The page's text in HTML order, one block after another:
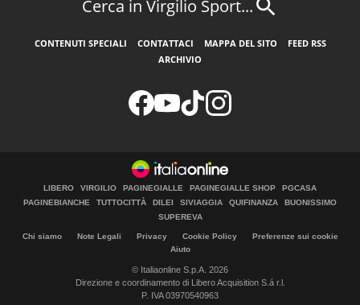
Cerca in Virgilio Sport...
CONTENUTI SPECIALI CONTATTACI MAPPA DEL SITO
FEED RSS
ARCHIVIO
LIBERO VIRGILIO PAGINEGIALLE PAGINEGIALLE SHOP
PGCASA
PAGINEBIANCHE
TUTTOCITTÀ DILEI SIVIAGGIA QUIFINANZA
BUONISSIMO
SUPEREVA
Chi siamo Note Legali Privacy Cookie Policy
Preferenze sui cookie
Aiuto
© Italiaonline S.p.A. 2026
Direzione e coordinamento di Libero Acquisition S.á r.l.
P. IVA 03970540963